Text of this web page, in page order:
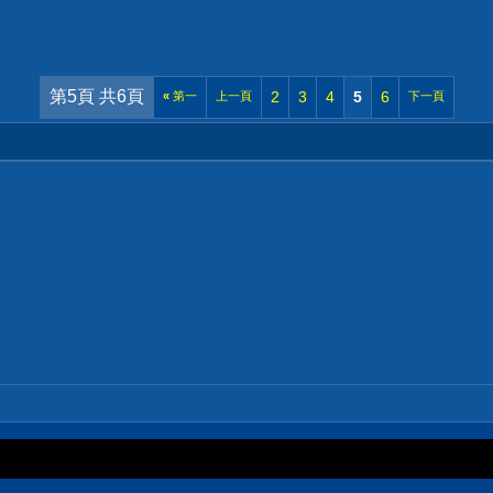
第5頁 共6頁 «第一 上一頁 2 3 4 5 6 下一頁